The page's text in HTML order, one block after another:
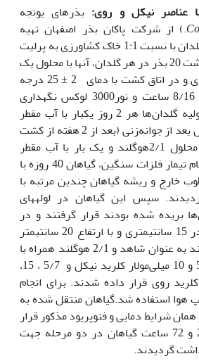
عناصر نیکل و روی: بذرهای یونجه
L.) از شرکت پاکان بذر اصفهان تهیه
گردید. کشت بذر در گلدان با نسبت 1:1 خاک کشاورزی به پرلیت
کشت گردید. پس از کشت 20 بذر در هر گلدان، آنها با محلول یک
دوم هوگلند (17) آبیاری و در اتاق کشت با دمای 2 ± 25 درجه
سانتی‏گراد و فتوپریود 8/16 ساعت و نور3000 لوکس نگهداری
گردیدند. در مراحل اولیه گلدان‌ها هر 2 روز یکبار با آب مقطر
آبیاری شده و در مراحل بعد از جوانه‌زنی (بعد از 2 هفته از کشت
بذر) هفته‏ای یکبار با محلول 2/1هوگلند و یک بار با آب مقطر
آبیاری شدند. برای انجام تیمار فلزات سنگین، گیاهان 40 روزه با
خارج و ریشه گیاهان چندین مرتبه با
سپس این گیاهان در لوله‏های
بریده شده بودند قرار گرفتند و در
ظرف‏هایی با اندازه 30 در 15 سانتی‏متری و با ارتفاع 20 سانتی‏متر
حاوی محلول 2/1 هوگلند به عنوان شاهد و 2/1 هوگلند همراه با
غلظت های 5/2، 5، 5/7 و 10 میلی‌مولار کلرید نیکل و 5/7 ، 15،
کلرید روی قرار داده شدند. برای انجام
هوا استفاده شد.گیاهان منتقل شده به
شرایط دمایی و فتوپریود مذکور قرار
داده شد و پس از 24 و 72 ساعت گیاهان در دو مرحله جهت
گردیدند.